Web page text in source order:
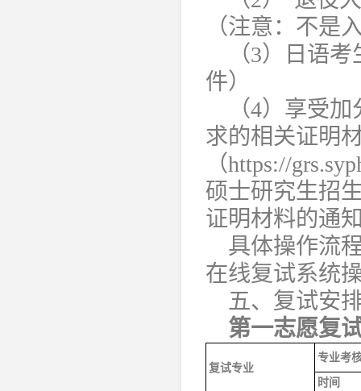
（注意：不是
（3）日语
件）
（4）享受
求的相关证明
（https://
硕士研究生招
证明材料的通
具体操作流
在线复试系统
五、复试安
第一志愿复
复试专业
专业考
时间